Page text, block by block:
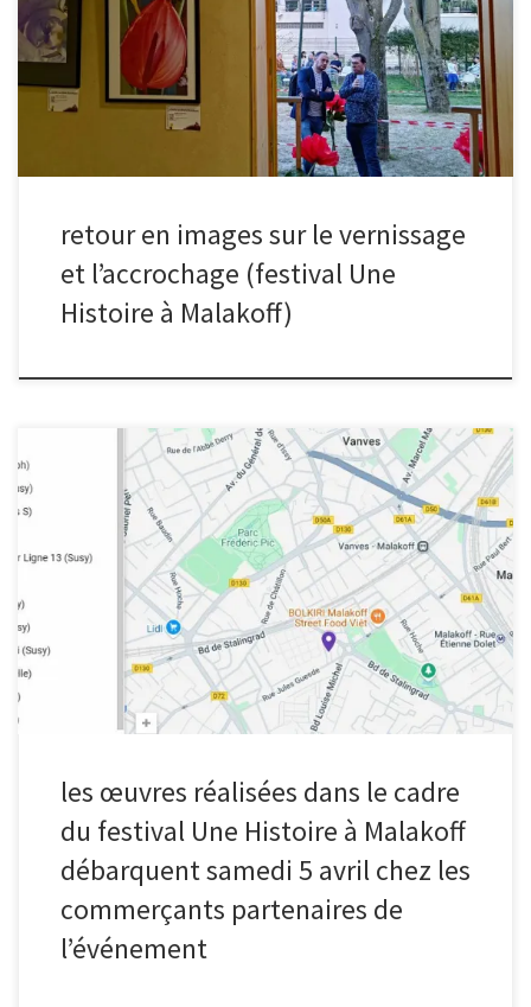
temps de la soirée, en préambule du spectacle son et lumière qui
a démarré à la tombée de la nuit. Le lendemain, samedi matin, le
club photo est parti accrocher une partie des œuvres chez les
commerçants ouverts le samedi matin. Notamment, le restaurant-
herboristerie L’Herbe rouge, l’Atelier des Créateurs, le salon de
coiffure Larousse, le fromager […]
retour en images sur le vernissage
et l’accrochage (festival Une
Histoire à Malakoff)
Après le vernissage de vendredi 4 avril et partir de demain (ou la
semaine prochaine pour les commerçants fermés le samedi), les
œuvres visuelles réalisées par le club photo seront exposées chez
les commerçants de Malakoff tout le long du mois d’avril, avant de
s’envoler direction la Tréso en mai. Voici la carte : Et la liste :
ARTISTES COMMERCANTS ADRESSES OEUVRES Elodie Maurin
(plombier) 2 avenue du Président Wilson L’érectionL’intérieur
fémininLa menace Joseph atelier des créateurs 18 rue Raymond
Fassin Sans nom Susy Maison Vimond (fromager) 60 avenue Pierre
Larousse Roche Susy Atelier Ligne 13(boutique de vêtements) 13
les œuvres réalisées dans le cadre
du festival Une Histoire à Malakoff
débarquent samedi 5 avril chez les
commerçants partenaires de
l’événement